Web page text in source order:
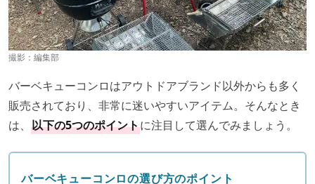
撮影：編集部
バーベキューコンロはアウトドアブランド以外からも多く
販売されており、非常に迷いやすいアイテム。そんなとき
は、 以下の5つのポイントに注目して選んでみましょう。
バーベキューコンロの選び方のポイント